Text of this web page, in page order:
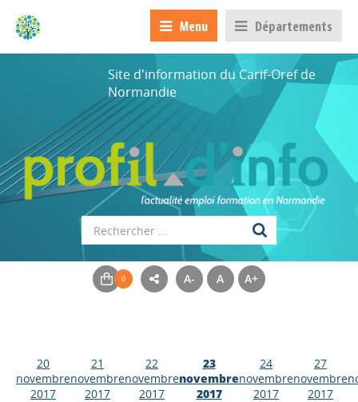
Menu Départements
Site d'information du Carif-Oref de
Normandie
A- A A+
20
novembre
2017
21
novembre
2017
22
novembre
2017
23
novembre
2017
24
novembre
2017
27
novembre
2017